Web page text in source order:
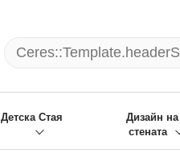
Детска Стая
Дизайн на
стената